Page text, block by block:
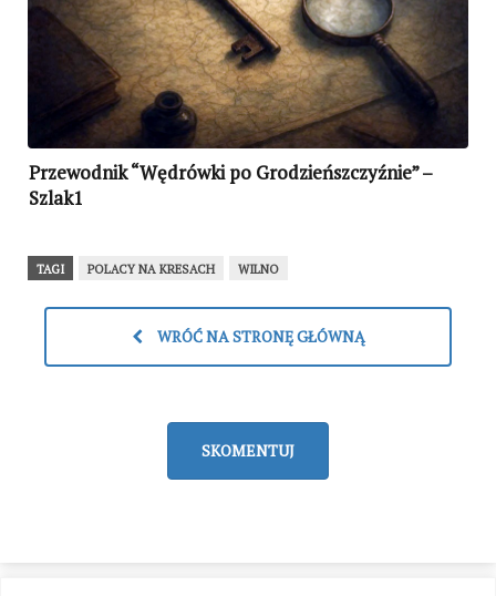
Przewodnik “Wędrówki po Grodzieńszczyźnie” –
Szlak1
TAGI POLACY NA KRESACH WILNO
WRÓĆ NA STRONĘ GŁÓWNĄ
SKOMENTUJ